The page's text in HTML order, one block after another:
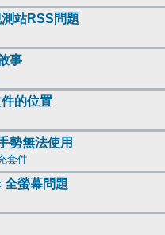
站RSS問題
事
的位置
勢無法使用
套件
螢幕問題